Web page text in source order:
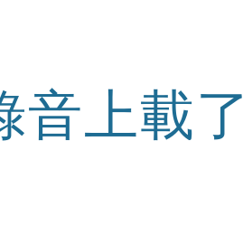
音上載了